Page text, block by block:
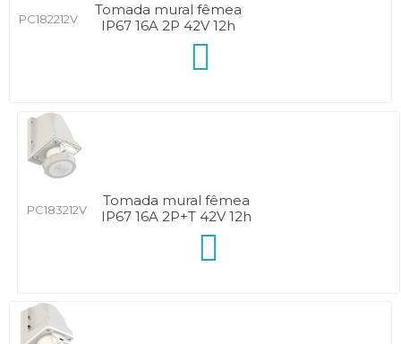
PC182212V
Tomada mural fêmea
IP67 16A 2P 42V 12h
PC183212V
Tomada mural fêmea
IP67 16A 2P+T 42V 12h